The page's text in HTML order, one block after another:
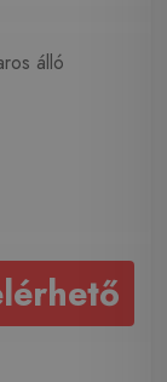
álló